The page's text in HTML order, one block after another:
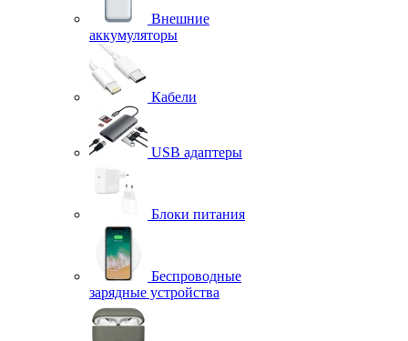
Внешние
аккумуляторы
Кабели
USB адаптеры
Блоки питания
Беспроводные
зарядные устройства